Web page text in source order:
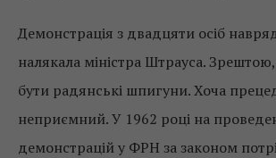
Демонстрація з двадцяти осіб
налякала міністра Штрауса.
бути радянські шпигуни. Хоча
неприємний. У 1962 році на
демонстрацій у ФРН за законом